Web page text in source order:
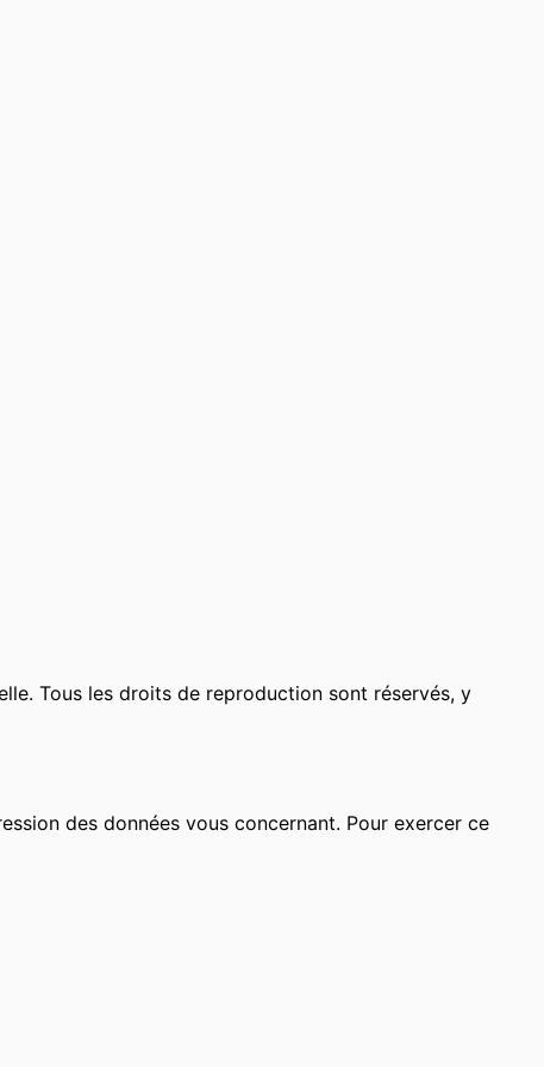
Tous les droits de reproduction sont réservés, y
des données vous concernant. Pour exercer ce